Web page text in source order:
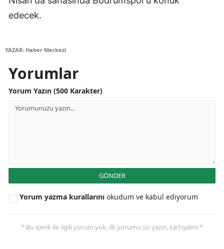
Kırşehir
Kocaeli
edecek.
YAZAR: Haber Merkezi
Yorumlar
Yorum Yazın (500 Karakter)
GÖNDER
Yorum yazma kurallarını okudum ve kabul ediyorum
* Bu içerik ile ilgili yorum yok, ilk yorumu siz yazın, tartışalım *